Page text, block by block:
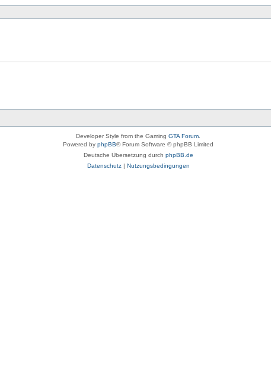
Developer Style from the Gaming GTA Forum
Powered by phpBB® Forum Software © phpBB Limited
Deutsche Übersetzung durch phpBB.de
Datenschutz| Nutzungsbedingungen